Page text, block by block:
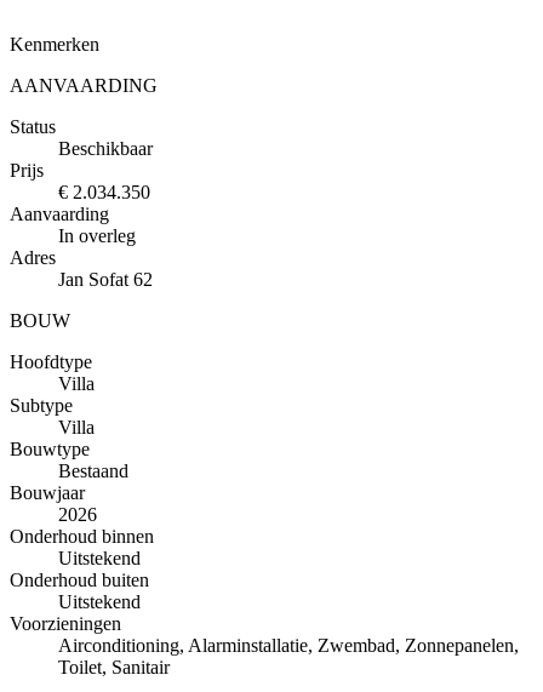
Kenmerken
AANVAARDING
Status
Beschikbaar
Prijs
€ 2.034.350
Aanvaarding
In overleg
Adres
Jan Sofat 62
BOUW
Hoofdtype
Villa
Subtype
Villa
Bouwtype
Bestaand
Bouwjaar
2026
Onderhoud binnen
Uitstekend
Onderhoud buiten
Uitstekend
Voorzieningen
Airconditioning, Alarminstallatie, Zwembad, Zonnepanelen,
Toilet, Sanitair